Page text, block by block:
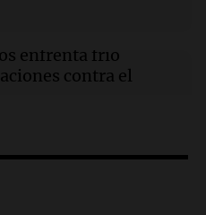
Antártida: un
a hospital en
enfrenta frío
contra el
Senado sobre
en Argentina